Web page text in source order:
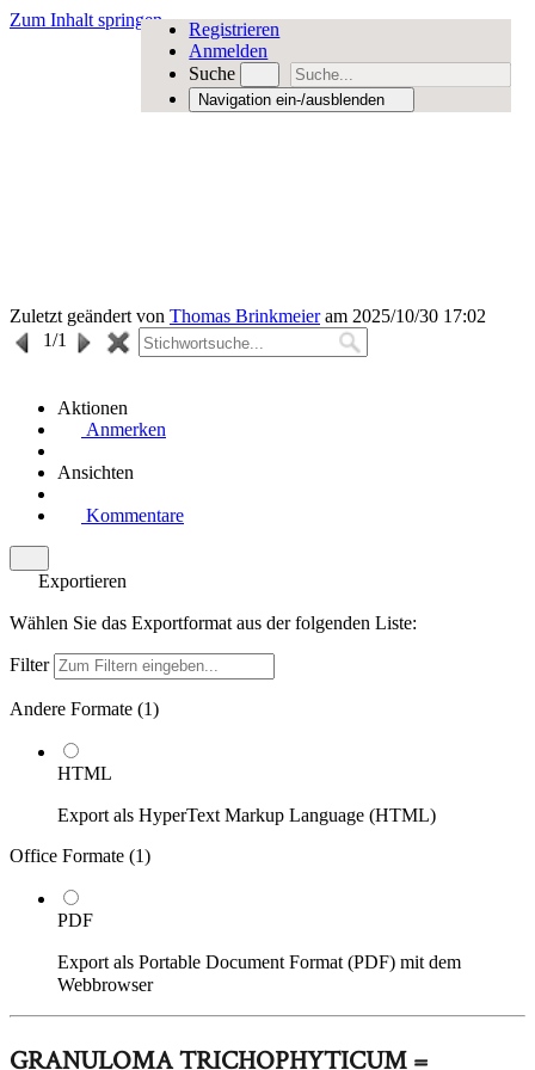
Zum Inhalt springen
Registrieren
Anmelden
Suche
Navigation ein-/ausblenden
Zuletzt geändert von Thomas Brinkmeieram 2025/10/30 17:02
1/1
Aktionen
Anmerken
Ansichten
Kommentare
Exportieren
Wählen Sie das Exportformat aus der folgenden Liste:
Filter
Andere Formate (1)
HTML
Export als HyperText Markup Language (HTML)
Office Formate (1)
PDF
Export als Portable Document Format (PDF) mit dem
Webbrowser
GRANULOMA TRICHOPHYTICUM =